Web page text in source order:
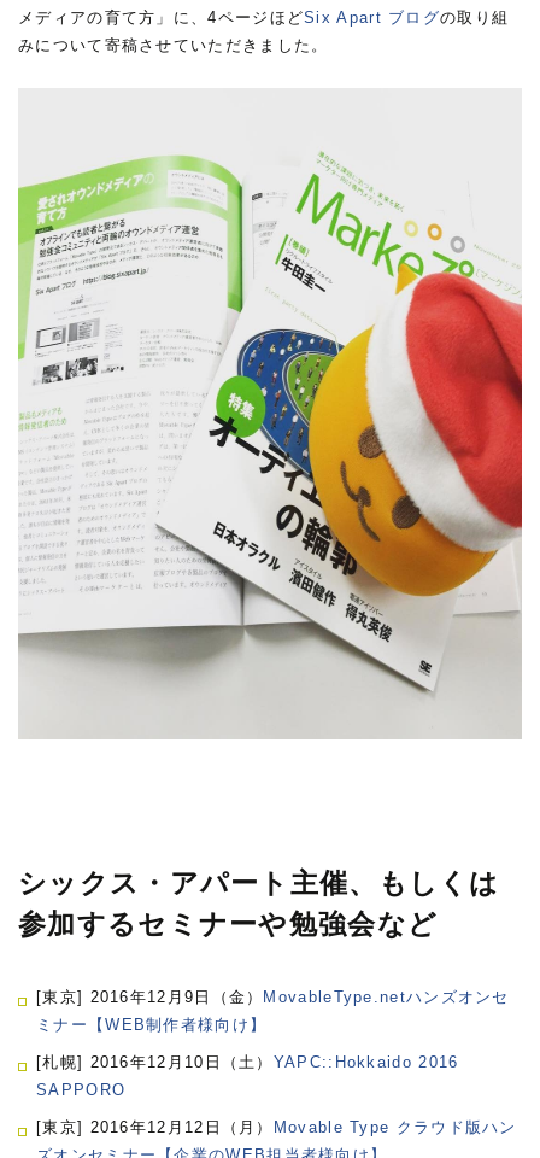
メディアの育て方」に、4ページほどSix Apart ブログの取り組
みについて寄稿させていただきました。
シックス・アパート主催、もしくは
参加するセミナーや勉強会など
[東京] 2016年12月9日（金）
MovableType.netハンズオンセ
ミナー【WEB制作者様向け】
[札幌] 2016年12月10日（土） YAPC::Hokkaido 2016
SAPPORO
[東京] 2016年12月12日（月）
Movable Type クラウド版ハン